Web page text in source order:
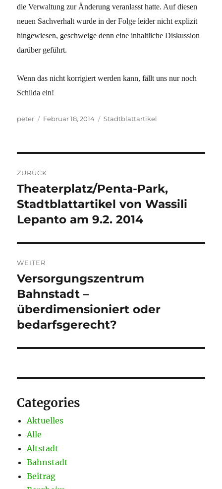
die Verwaltung zur Änderung veranlasst hatte. Auf diesen
neuen Sachverhalt wurde in der Folge leider nicht explizit
hingewiesen, geschweige denn eine inhaltliche Diskussion
darüber geführt.
Wenn das nicht korrigiert werden kann, fällt uns nur noch
Schilda ein!
Autor
peter
Veröffentlicht
Februar 18, 2014 Kategorien
Stadtblattartikel
ZURÜCK
Vorheriger
Beitrag:
Theaterplatz/Penta-Park,
Stadtblattartikel von Wassili
Lepanto am 9.2. 2014
WEITER
Nächster
Beitrag:
Versorgungszentrum
Bahnstadt –
überdimensioniert oder
bedarfsgerecht?
Categories
Aktuelles
Alle
Altstadt
Bahnstadt
Beitrag